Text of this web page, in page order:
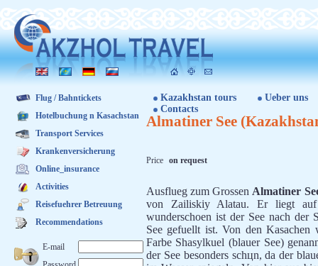
Kazakhstan tours
Ueber uns
Contacts
Flug / Bahntickets
Hotelbuchung n Kasachstan
Transport Services
Krankenversicherung
Online_insurance
Activities
Reisefuehrer Betreuung
Recommendations
E-mail
Almatiner See
Price on request
Ausflueg zum Grossen Almatiner
von Zailiskiy Alatau. Er liegt auf
wunderschoen ist der See nach der
See gefuellt ist. Von den Kasachen
Farbe Shasylkuel (blauer See)
der See besonders schцn, da der